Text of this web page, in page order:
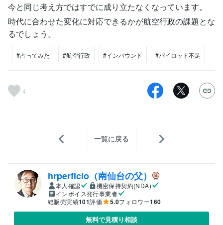
今と同じ考え方ではすでに成り立たなくなっています。
時代に合わせた変化に対応できるかが航空行政の課題とな
るでしょう。
#占ってみた #航空行政 #インバウンド #パイロット不足
4
一覧に戻る
hrperficio（南仙台の父）
本人確認
機密保持契約(NDA)
インボイス発行事業者
総販売実績101評価 5.0フォロワー160
無料で見積り相談